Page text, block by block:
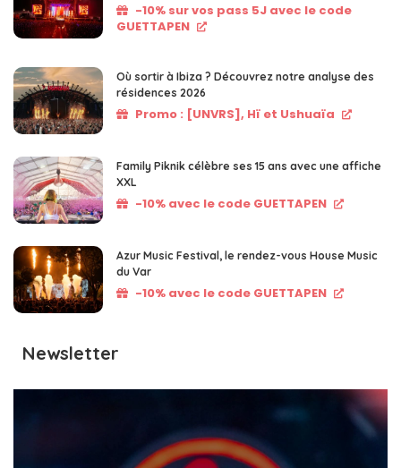
-10% sur vos pass 5J avec le code
GUETTAPEN
Où sortir à Ibiza ? Découvrez notre analyse des
résidences 2026
Promo : [UNVRS], Hï et Ushuaïa
Family Piknik célèbre ses 15 ans avec une affiche
XXL
-10% avec le code GUETTAPEN
Azur Music Festival, le rendez-vous House Music
du Var
-10% avec le code GUETTAPEN
Newsletter